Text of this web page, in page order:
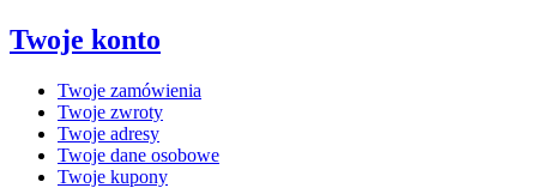
Twoje konto
Twoje zamówienia
Twoje zwroty
Twoje adresy
Twoje dane osobowe
Twoje kupony